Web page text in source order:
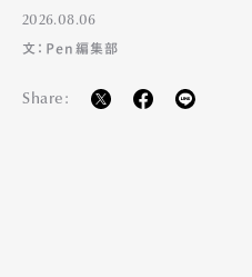
2026.08.06
文：Pen編集部
Share: